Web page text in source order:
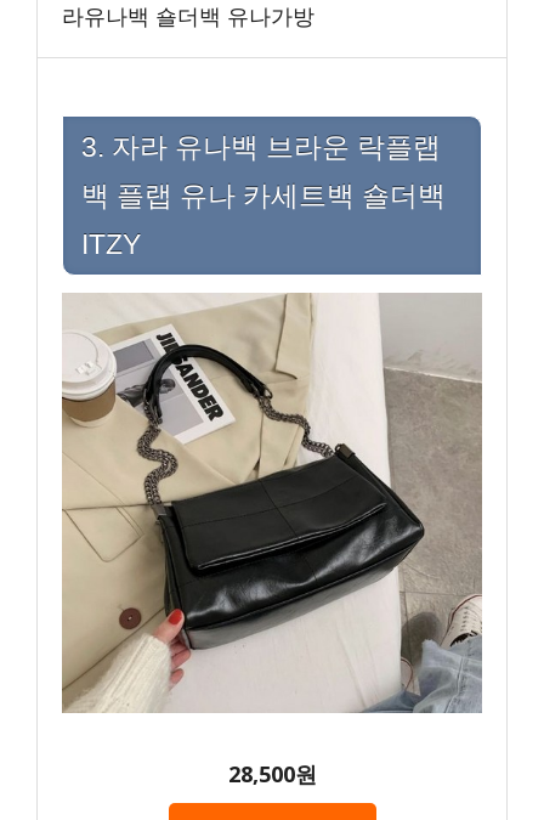
라유나백 숄더백 유나가방
3. 자라 유나백 브라운 락플랩
백 플랩 유나 카세트백 숄더백
ITZY
28,500원